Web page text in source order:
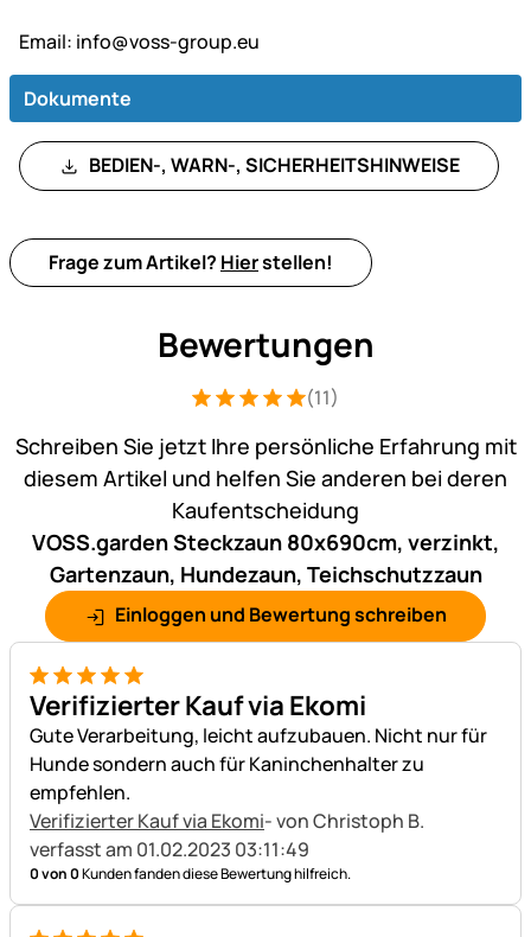
Email: info@voss-group.eu
Dokumente
BEDIEN-, WARN-, SICHERHEITSHINWEISE
Frage zum Artikel? Hierstellen!
Bewertungen
Bewertung: 5 von 5 (11 Bewertungen)
11 Bewertungen
(11)
Schreiben Sie jetzt Ihre persönliche Erfahrung mit
diesem Artikel und helfen Sie anderen bei deren
Kaufentscheidung
VOSS.garden Steckzaun 80x690cm, verzinkt,
Gartenzaun, Hundezaun, Teichschutzzaun
Einloggen und Bewertung schreiben
5 von 5
Verifizierter Kauf via Ekomi
Gute Verarbeitung, leicht aufzubauen. Nicht nur für
Hunde sondern auch für Kaninchenhalter zu
empfehlen.
Verifizierter Kauf via Ekomi- von Christoph B.
verfasst am 01.02.2023 03:11:49
0 von 0Kunden fanden diese Bewertung hilfreich.